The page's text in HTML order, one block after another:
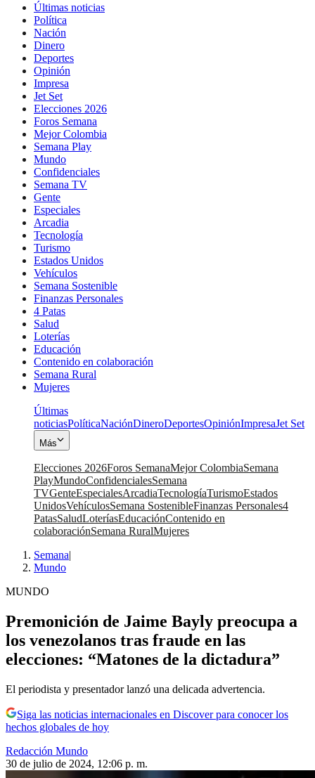
Últimas noticias
Política
Nación
Dinero
Deportes
Opinión
Impresa
Jet Set
Elecciones 2026
Foros Semana
Mejor Colombia
Semana Play
Mundo
Confidenciales
Semana TV
Gente
Especiales
Arcadia
Tecnología
Turismo
Estados Unidos
Vehículos
Semana Sostenible
Finanzas Personales
4 Patas
Salud
Loterías
Educación
Contenido en colaboración
Semana Rural
Mujeres
Últimas
noticiasPolíticaNaciónDineroDeportesOpiniónImpresaJet Set
Más
Elecciones 2026Foros SemanaMejor ColombiaSemana
PlayMundoConfidencialesSemana
TVGenteEspecialesArcadiaTecnologíaTurismoEstados
UnidosVehículosSemana SostenibleFinanzas Personales4
PatasSaludLoteríasEducaciónContenido en
colaboraciónSemana RuralMujeres
Semana|
Mundo
MUNDO
Premonición de Jaime Bayly preocupa a
los venezolanos tras fraude en las
elecciones: “Matones de la dictadura”
El periodista y presentador lanzó una delicada advertencia.
Siga las noticias internacionales en Discover para conocer los
hechos globales de hoy
Redacción Mundo
30 de julio de 2024, 12:06 p. m.